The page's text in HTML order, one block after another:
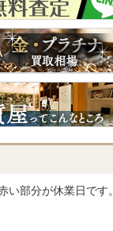
い部分が休業日です。